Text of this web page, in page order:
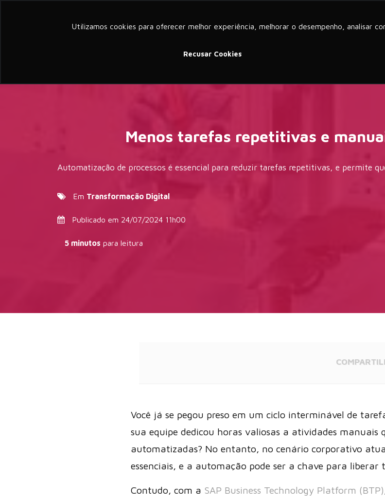
Utilizamos cookies para oferecer melhor experiência, melhorar o desempenho, analisar
Recusar Cookies
SAP
Menos tarefas repetitivas e
Automatização de processos é essencial para reduzir tarefas repetitivas, e permite
Em Transformação Digital
Publicado em 24/07/2024 11h00
5 minutos para leitura
Você já se pegou preso em um ciclo interminável de
sua equipe dedicou horas valiosas a atividades manuais
automatizadas? No entanto, no cenário corporativo
essenciais, e a automação pode ser a chave para liberar
Contudo, com a SAP Business Technology Platform (BTP)